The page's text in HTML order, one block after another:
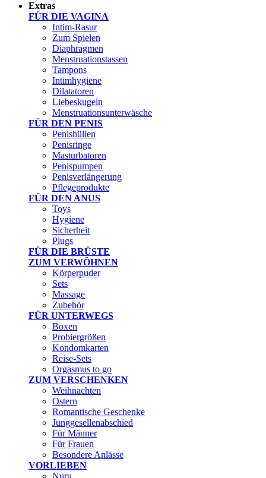
Extras
FÜR DIE VAGINA
Intim-Rasur
Zum Spielen
Diaphragmen
Menstruationstassen
Tampons
Intimhygiene
Dilatatoren
Liebeskugeln
Menstruationsunterwäsche
FÜR DEN PENIS
Penishüllen
Penisringe
Masturbatoren
Penispumpen
Penisverlängerung
Pflegeprodukte
FÜR DEN ANUS
Toys
Hygiene
Sicherheit
Plugs
FÜR DIE BRÜSTE
ZUM VERWÖHNEN
Körperpuder
Sets
Massage
Zubehör
FÜR UNTERWEGS
Boxen
Probiergrößen
Kondomkarten
Reise-Sets
Orgasmus to go
ZUM VERSCHENKEN
Weihnachten
Ostern
Romantische Geschenke
Junggesellenabschied
Für Männer
Für Frauen
Besondere Anlässe
VORLIEBEN
Nuru